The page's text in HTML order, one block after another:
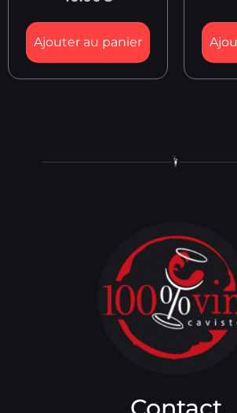
Ajouter au panier